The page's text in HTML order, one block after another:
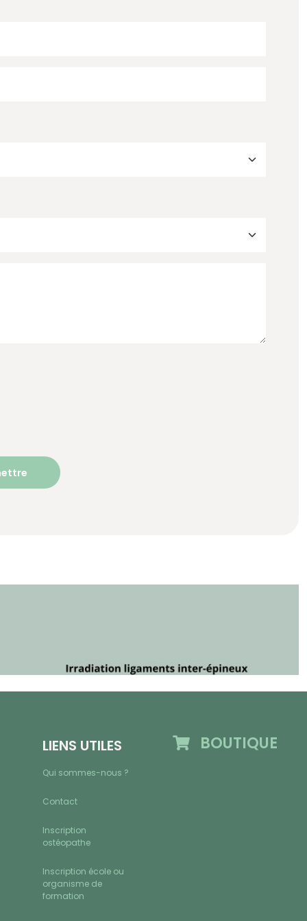
LIENS UTILES
Qui sommes-nous ?
Contact
Inscription
ostéopathe
Inscription école ou
organisme de
formation
BOUTIQUE